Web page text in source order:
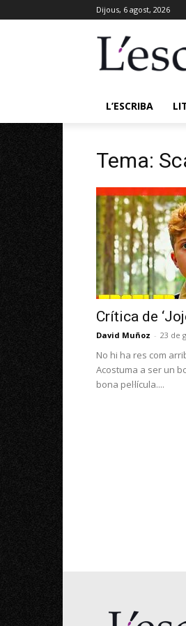
Dijous, 6 agost, 2026
L’ESCRIBA
Tema:
Crítica de
David Muñoz - 23 de
No hi ha res com
Acostuma a ser un
bona pel·lícula....